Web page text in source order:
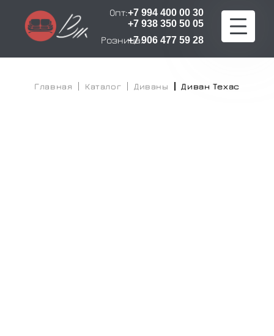
Опт:+7 994 400 00 30
+7 938 350 50 05
Розница:+7 906 477 59 28
Главная Каталог Диваны Диван Техас